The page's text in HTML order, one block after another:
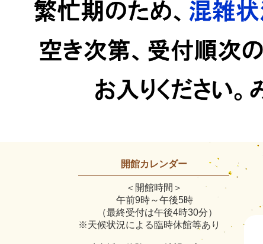
開館カレンダー
＜開館時間＞
午前9時～午後5時
（最終受付は午後4時30分）
※天候状況による臨時休館等あり